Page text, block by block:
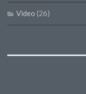
Video (26)